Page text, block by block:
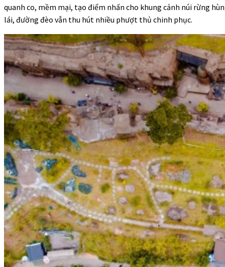
quanh co, mềm mại, tạo điểm nhấn cho khung cảnh núi rừng
lái, đường đèo vẫn thu hút nhiều phượt thủ chinh phục.